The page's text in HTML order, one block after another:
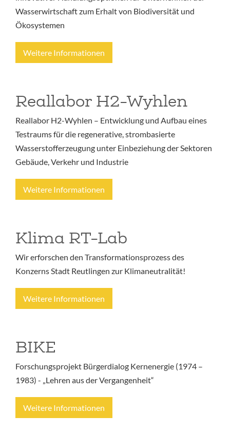
Wasserwirtschaft zum Erhalt von Biodiversität und
Ökosystemen
Weitere Informationen
Reallabor H2-Wyhlen
Reallabor H2-Wyhlen – Entwicklung und Aufbau eines
Testraums für die regenerative, strombasierte
Wasserstofferzeugung unter Einbeziehung der Sektoren
Gebäude, Verkehr und Industrie
Weitere Informationen
Klima RT-Lab
Wir erforschen den Transformationsprozess des
Konzerns Stadt Reutlingen zur Klimaneutralität!
Weitere Informationen
BIKE
Forschungsprojekt Bürgerdialog Kernenergie (1974 –
1983) - „Lehren aus der Vergangenheit“
Weitere Informationen